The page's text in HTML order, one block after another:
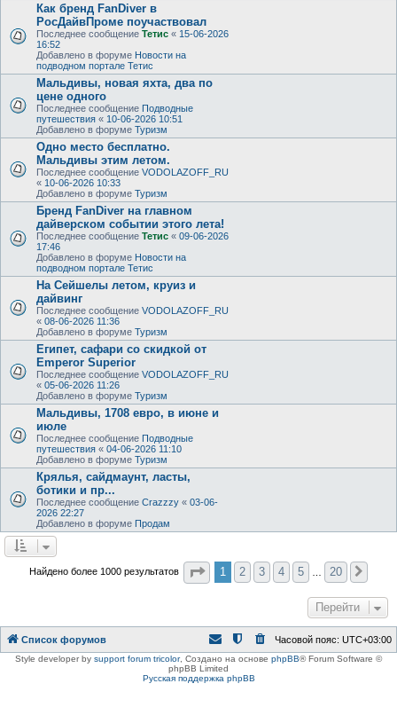
Как бренд FanDiver в
РосДайвПроме поучаствовал
Последнее сообщение Тетис « 15-06-2026
16:52
Добавлено в форуме Новости на
подводном портале Тетис
Мальдивы, новая яхта, два по
цене одного
Последнее сообщение Подводные
путешествия « 10-06-2026 10:51
Добавлено в форуме Туризм
Одно место бесплатно.
Мальдивы этим летом.
Последнее сообщение VODOLAZOFF_RU
« 10-06-2026 10:33
Добавлено в форуме Туризм
Бренд FanDiver на главном
дайверском событии этого лета!
Последнее сообщение Тетис « 09-06-2026
17:46
Добавлено в форуме Новости на
подводном портале Тетис
На Сейшелы летом, круиз и
дайвинг
Последнее сообщение VODOLAZOFF_RU
« 08-06-2026 11:36
Добавлено в форуме Туризм
Египет, сафари со скидкой от
Emperor Superior
Последнее сообщение VODOLAZOFF_RU
« 05-06-2026 11:26
Добавлено в форуме Туризм
Мальдивы, 1708 евро, в июне и
июле
Последнее сообщение Подводные
путешествия « 04-06-2026 11:10
Добавлено в форуме Туризм
Крялья, сайдмаунт, ласты,
ботики и пр...
Последнее сообщение Crazzzy « 03-06-
2026 22:27
Добавлено в форуме Продам
Найдено более 1000 результатов Страница1 из
1 2 3 4 5 20
Перейти
Список форумов Часовой пояс: UTC+03:00
Style developer by support forum tricolor, Создано на основе phpBB® Forum Software ©
phpBB Limited
Русская поддержка phpBB